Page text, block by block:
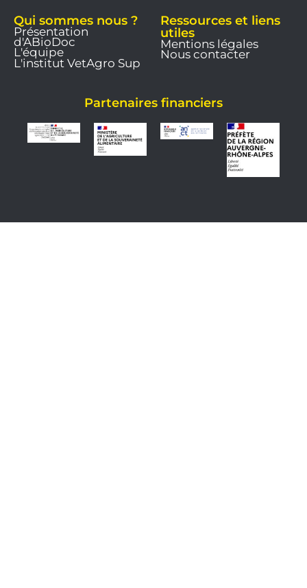
Qui sommes nous ?
Présentation
d'ABioDoc
L'équipe
L'institut VetAgro Sup
Ressources et liens
utiles
Mentions légales
Nous contacter
Partenaires financiers